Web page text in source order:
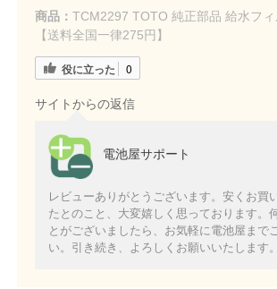
商品： TCM2297 TOTO 純正部品 給水フ
【送料全国一律275円】
役に立った 0
サイトからの返信
電池屋サポート
レビューありがとうございます。安くお買
たとのこと、大変嬉しく思っております。
とがございましたら、お気軽に電池屋まで
い。引き続き、よろしくお願いいたします。